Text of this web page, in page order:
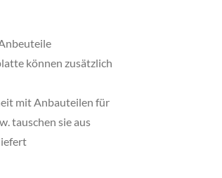
können zusätzlich
mit Anbauteilen für
tauschen sie aus